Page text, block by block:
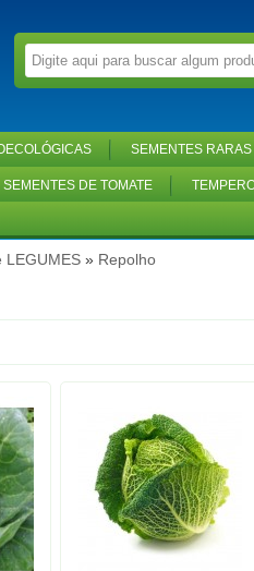
SEMENTES RARAS
SEMENTES DE TOMATE
LEGUMES » Repolho